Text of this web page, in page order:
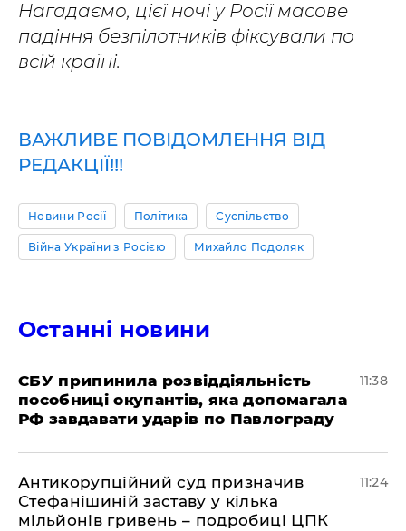
Нагадаємо, цієї ночі у Росії масове
падіння безпілотників фіксували по
всій країні.
ВАЖЛИВЕ ПОВІДОМЛЕННЯ ВІД
РЕДАКЦІЇ!!!
Новини Росії Політика Суспільство
Війна України з Росією Михайло Подоляк
Останні новини
СБУ припинила розвіддіяльність
пособниці окупантів, яка допомагала
РФ завдавати ударів по Павлограду
11:38
Антикорупційний суд призначив
Стефанішиній заставу у кілька
мільйонів гривень – подробиці ЦПК
11:24